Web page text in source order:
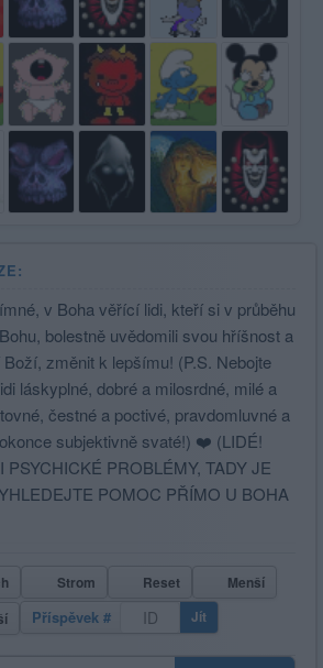
v Boha věřící lidi, kteří si v průběhu
bolestně uvědomili svou hříšnost a
změnit k lepšímu! (P.S. Nebojte
láskyplné, dobré a milosrdné, milé a
čestné a poctivé, pravdomluvné a
subjektivně svaté!) ❤️ (LIDÉ!
PSYCHICKÉ PROBLÉMY, TADY JE
POMOC PŘÍMO U BOHA
Strom Reset
Menší
Příspěvek # Jít